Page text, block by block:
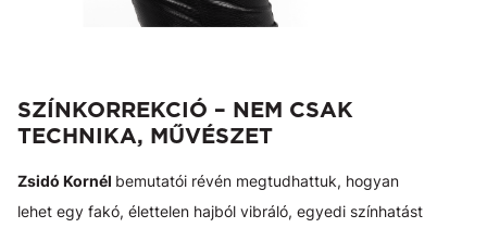
SZÍNKORREKCIÓ – NEM CSAK
TECHNIKA, MŰVÉSZET
Zsidó Kornél bemutatói révén megtudhattuk, hogyan
lehet egy fakó, élettelen hajból vibráló, egyedi színhatást